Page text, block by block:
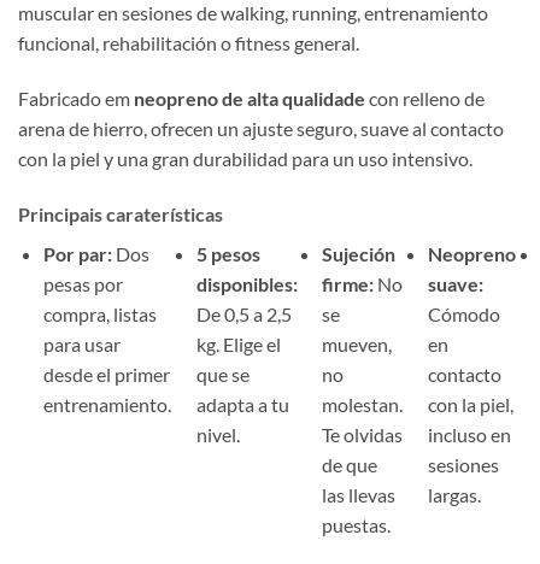
muscular en sesiones de walking, running, entrenamiento
funcional, rehabilitación o fitness general.
Fabricado em neopreno de alta qualidade con relleno de
arena de hierro, ofrecen un ajuste seguro, suave al contacto
con la piel y una gran durabilidad para un uso intensivo.
Principais caraterísticas
Por par:Dos
pesas por
compra, listas
para usar
desde el primer
entrenamiento.
5 pesos
disponibles:
De 0,5 a 2,5
kg. Elige el
que se
adapta a tu
nivel.
Sujeción
firme: No
se
mueven,
no
molestan.
Te olvidas
de que
las llevas
puestas.
Neopreno
suave:
Cómodo
en
contacto
con la piel,
incluso en
sesiones
largas.